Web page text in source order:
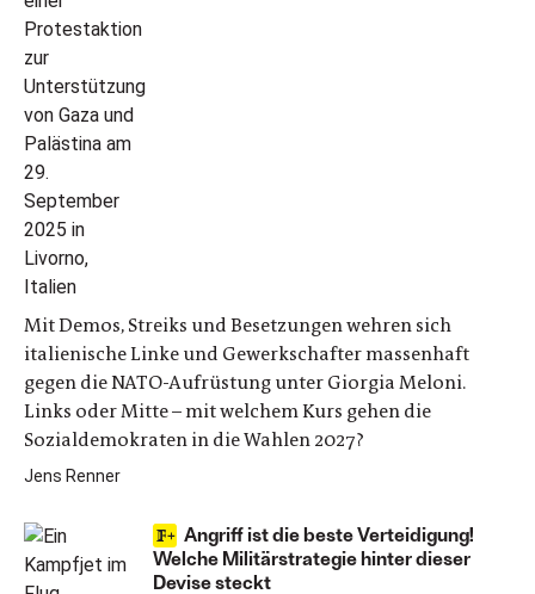
Mit Demos, Streiks und Besetzungen wehren sich
italienische Linke und Gewerkschafter massenhaft
gegen die NATO-Aufrüstung unter Giorgia Meloni.
Links oder Mitte – mit welchem Kurs gehen die
Sozialdemokraten in die Wahlen 2027?
Jens Renner
Angriff ist die beste Verteidigung!
Welche Militärstrategie hinter dieser
Devise steckt